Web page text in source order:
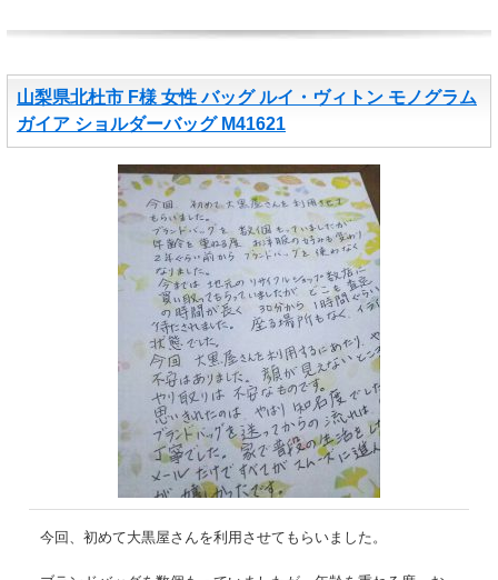
山梨県北杜市 F様 女性 バッグ ルイ・ヴィトン モノグラム
ガイア ショルダーバッグ M41621
今回、初めて大黒屋さんを利用させてもらいました。